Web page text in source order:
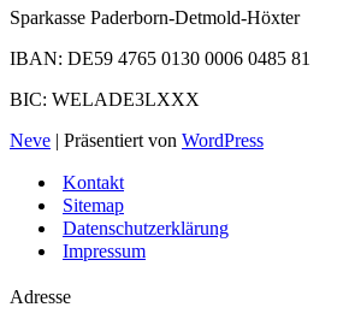
Sparkasse Paderborn-Detmold-Höxter
IBAN: DE59 4765 0130 0006 0485 81
BIC: WELADE3LXXX
Neve | Präsentiert von WordPress
Kontakt
Sitemap
Datenschutzerklärung
Impressum
Adresse